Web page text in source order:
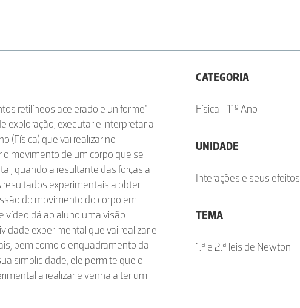
retilíneos acelerado e uniforme"
exploração, executar e interpretar a
(Física) que vai realizar no
o movimento de um corpo que se
quando a resultante das forças a
resultados experimentais a obter
do movimento do corpo em
vídeo dá ao aluno uma visão
experimental que vai realizar e
bem como o enquadramento da
simplicidade, ele permite que o
a realizar e venha a ter um
CATEGORIA
Física - 11º Ano
UNIDADE
Interações e seus efeitos
TEMA
1.ª e 2.ª leis de Newton